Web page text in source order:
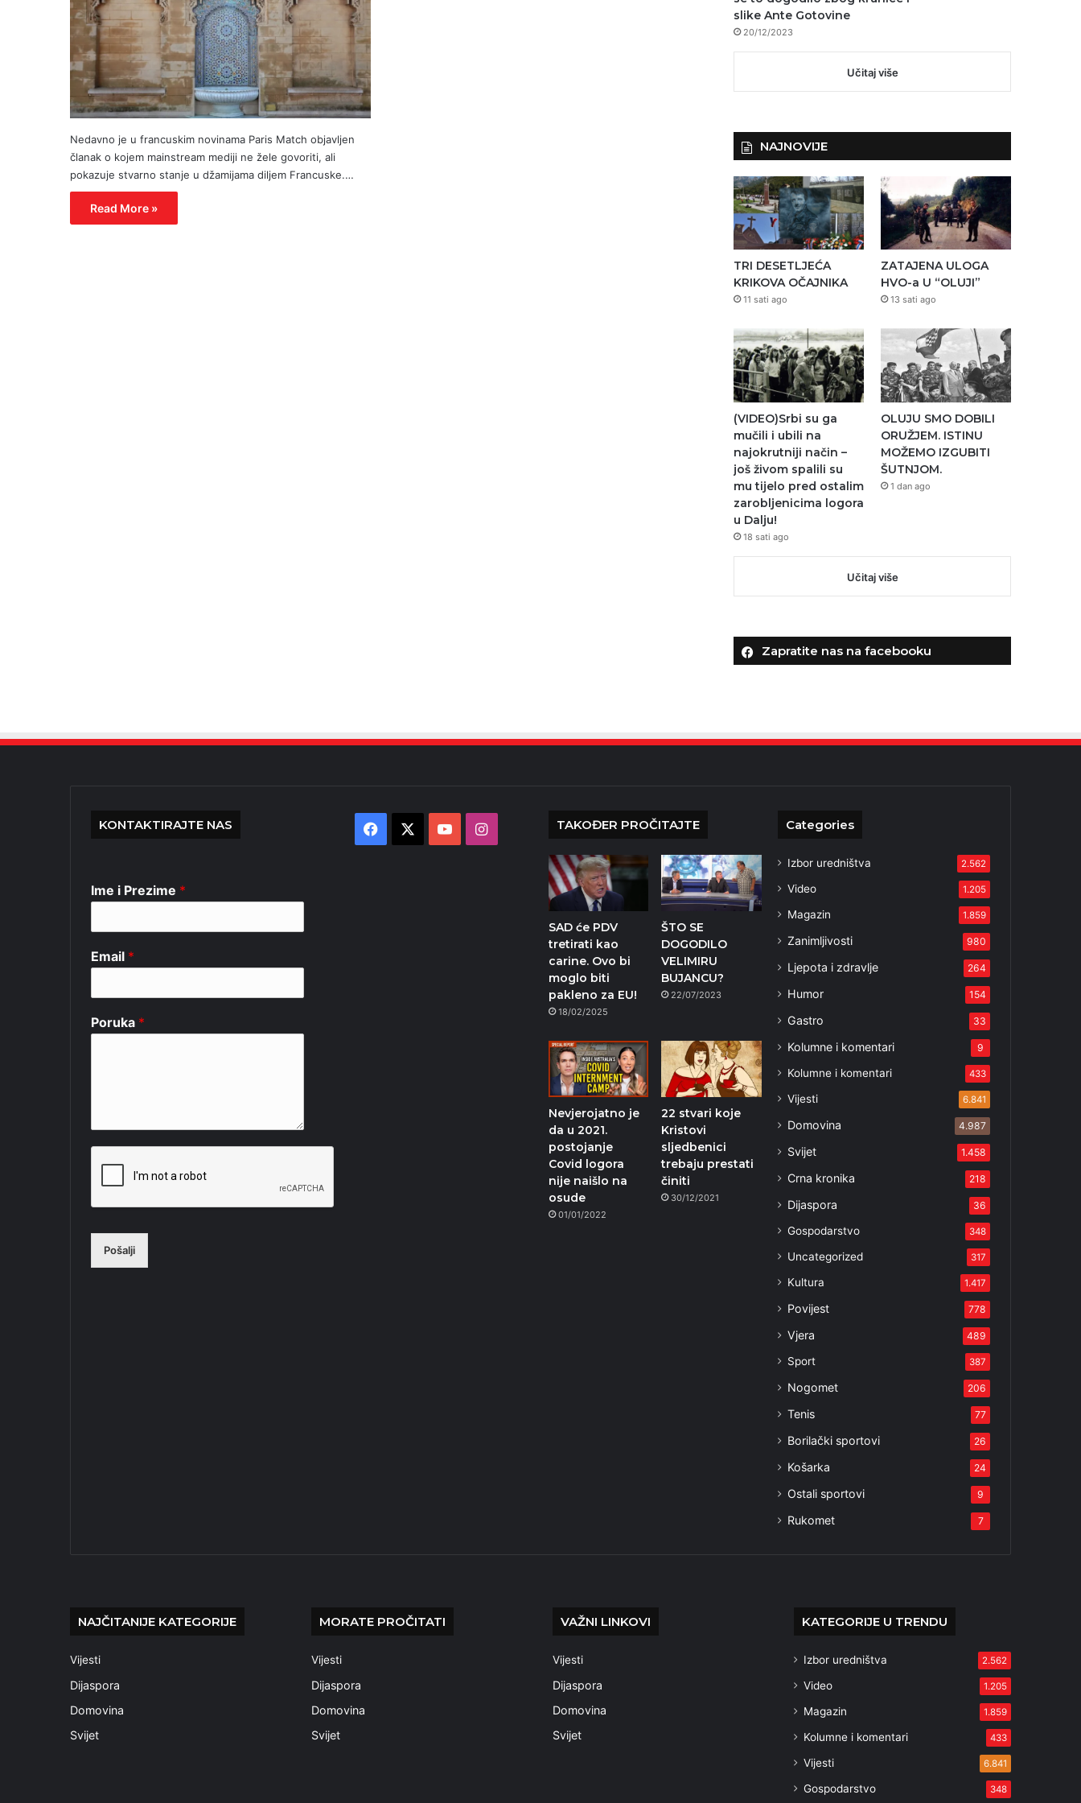
Nedavno je u francuskim novinama Paris Match objavljen
članak o kojem mainstream mediji ne žele govoriti, ali
pokazuje stvarno stanje u džamijama diljem Francuske.…
Read More »
slike Ante Gotovine
20/12/2023
Učitaj više
NAJNOVIJE
TRI DESETLJEĆA
KRIKOVA OČAJNIKA
11 sati ago
ZATAJENA ULOGA
HVO-a U “OLUJI”
13 sati ago
(VIDEO)Srbi su ga
mučili i ubili na
najokrutniji način –
još živom spalili su
mu tijelo pred ostalim
zarobljenicima logora
u Dalju!
18 sati ago
OLUJU SMO DOBILI
ORUŽJEM. ISTINU
MOŽEMO IZGUBITI
ŠUTNJOM.
1 dan ago
Učitaj više
Zapratite nas na facebooku
KONTAKTIRAJTE NAS
Ime i Prezime *
Email *
Poruka *
Pošalji
Facebook YouTubeInstagram TAKOĐER PROČITAJTE
SAD će PDV
tretirati kao
carine. Ovo bi
moglo biti
pakleno za EU!
18/02/2025
ŠTO SE
DOGODILO
VELIMIRU
BUJANCU?
22/07/2023
Nevjerojatno je
da u 2021.
postojanje
Covid logora
nije naišlo na
osude
01/01/2022
22 stvari koje
Kristovi
sljedbenici
trebaju prestati
činiti
30/12/2021
Categories
Izbor uredništva 2.562
Video 1.205
Magazin 1.859
Zanimljivosti 980
Ljepota i zdravlje 264
Humor 154
Gastro 33
Kolumne i komentari 9
Kolumne i komentari 433
Vijesti 6.841
Domovina 4.987
Svijet 1.458
Crna kronika 218
Dijaspora 36
Gospodarstvo 348
Uncategorized 317
Kultura 1.417
Povijest 778
Vjera 489
Sport 387
Nogomet 206
Tenis 77
Borilački sportovi 26
Košarka 24
Ostali sportovi 9
Rukomet 7
NAJČITANIJE KATEGORIJE
Vijesti
Dijaspora
Domovina
Svijet
MORATE PROČITATI
Vijesti
Dijaspora
Domovina
Svijet
VAŽNI LINKOVI
Vijesti
Dijaspora
Domovina
Svijet
KATEGORIJE U TRENDU
Izbor uredništva 2.562
Video 1.205
Magazin 1.859
Kolumne i komentari 433
Vijesti 6.841
Gospodarstvo 348